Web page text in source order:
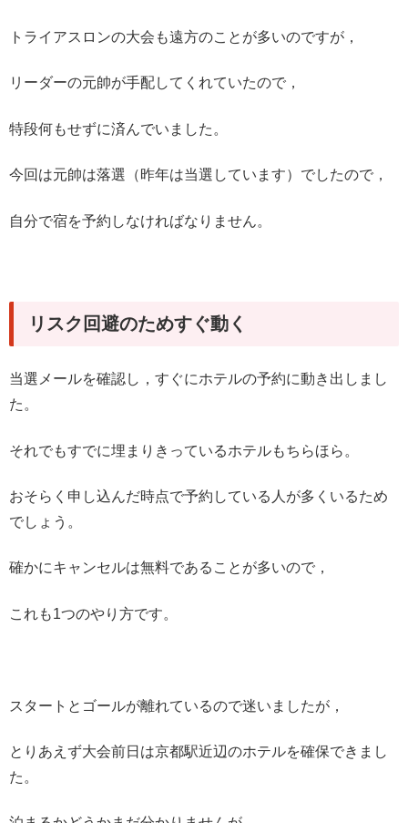
トライアスロンの大会も遠方のことが多いのですが，
リーダーの元帥が手配してくれていたので，
特段何もせずに済んでいました。
今回は元帥は落選（昨年は当選しています）でしたので，
自分で宿を予約しなければなりません。
リスク回避のためすぐ動く
当選メールを確認し，すぐにホテルの予約に動き出しまし
た。
それでもすでに埋まりきっているホテルもちらほら。
おそらく申し込んだ時点で予約している人が多くいるため
でしょう。
確かにキャンセルは無料であることが多いので，
これも1つのやり方です。
スタートとゴールが離れているので迷いましたが，
とりあえず大会前日は京都駅近辺のホテルを確保できまし
た。